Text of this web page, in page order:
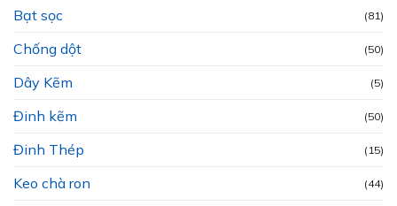
Bạt sọc (81)
Chống dột (50)
Dây Kẽm (5)
Đinh kẽm (50)
Đinh Thép (15)
Keo chà ron (44)